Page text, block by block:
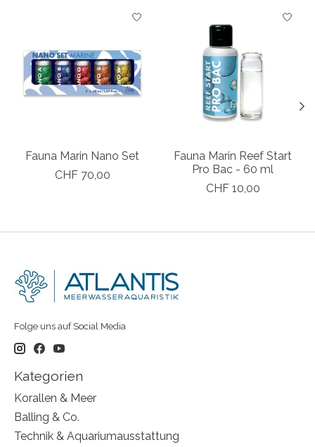
Produkt-Karussell-Artikel
Fauna Marin Nano Set
CHF 70,00
Fauna Marin Reef Start
Pro Bac - 60 ml
CHF 10,00
Folge uns auf Social Media
Kategorien
Korallen & Meer
Balling & Co.
Technik & Aquariumausstattung